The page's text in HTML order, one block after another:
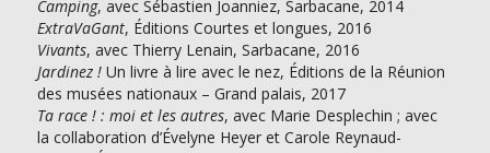
Camping, avec Sébastien Joanniez, Sarbacane, 2014
ExtraVaGant, Éditions Courtes et longues, 2016
Vivants, avec Thierry Lenain, Sarbacane, 2016
Jardinez !Un livre à lire avec le nez, Éditions de la Réunion
des musées nationaux – Grand palais, 2017
Ta race ! : moi et les autres, avec Marie Desplechin ; avec
la collaboration d’Évelyne Heyer et Carole Reynaud-